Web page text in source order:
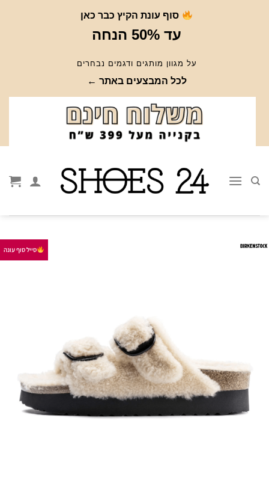
סוף עונת הקיץ כבר כאן
עד 50% הנחה
על מגוון מותגים ודגמים נבחרים
לכל המבצעים באתר ←
סייל סוף עונה